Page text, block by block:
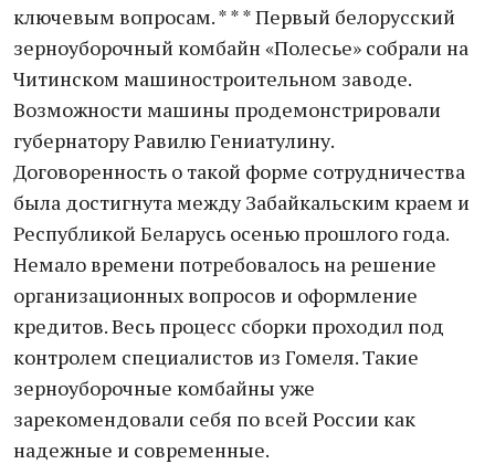
ключевым вопросам. * * * Первый белорусский
зерноуборочный комбайн «Полесье» собрали на
Читинском машиностроительном заводе.
Возможности машины продемонстрировали
губернатору Равилю Гениатулину.
Договоренность о такой форме сотрудничества
была достигнута между Забайкальским краем и
Республикой Беларусь осенью прошлого года.
Немало времени потребовалось на решение
организационных вопросов и оформление
кредитов. Весь процесс сборки проходил под
контролем специалистов из Гомеля. Такие
зерноуборочные комбайны уже
зарекомендовали себя по всей России как
надежные и современные.